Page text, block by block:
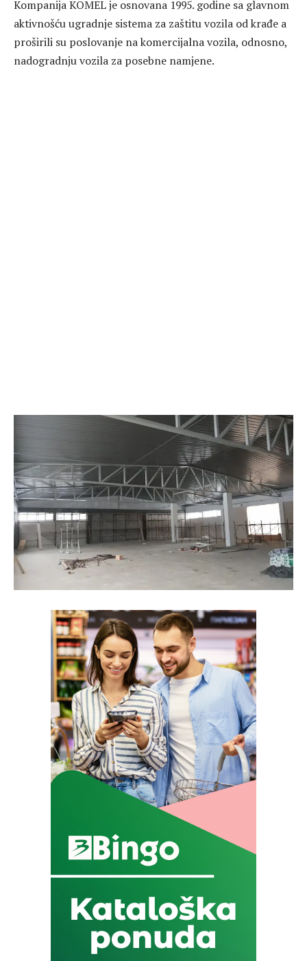
Kompanija KOMEL je osnovana 1995. godine sa glavnom
aktivnošću ugradnje sistema za zaštitu vozila od krađe a
proširili su poslovanje na komercijalna vozila, odnosno,
nadogradnju vozila za posebne namjene.